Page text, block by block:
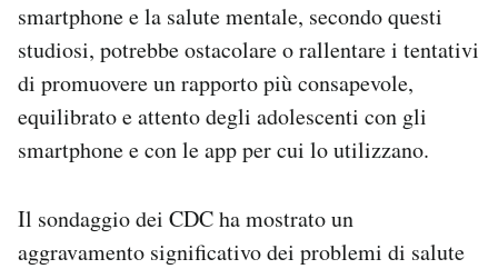
smartphone e la salute mentale, secondo questi
studiosi, potrebbe ostacolare o rallentare i tentativi
di promuovere un rapporto più consapevole,
equilibrato e attento degli adolescenti con gli
smartphone e con le app per cui lo utilizzano.
Il sondaggio dei CDC ha mostrato un
aggravamento significativo dei problemi di salute